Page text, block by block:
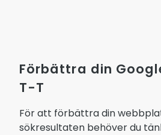
Förbättra din
T-T
För att förbättra din
sökresultaten behöver du